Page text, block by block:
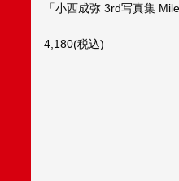
「小西成弥 3rd写真集
4,180(税込)